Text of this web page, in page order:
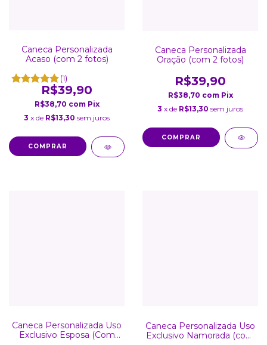
Caneca Personalizada
Acaso (com 2 fotos)
(1)
R$39,90
R$38,70 com Pix
3 x de R$13,30 sem juros
COMPRAR
Caneca Personalizada
Oração (com 2 fotos)
R$39,90
R$38,70 com Pix
3 x de R$13,30 sem juros
COMPRAR
Caneca Personalizada Uso
Exclusivo Esposa (Com
Caneca Personalizada Uso
Exclusivo Namorada (com